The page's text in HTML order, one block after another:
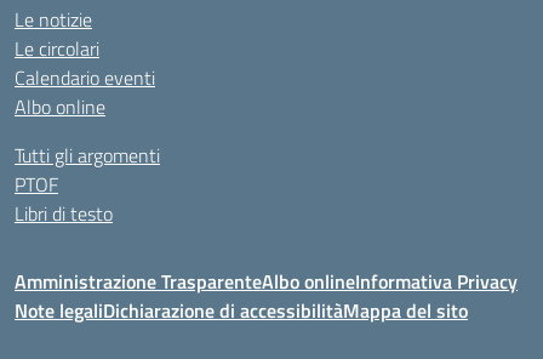
Le notizie
Le circolari
Calendario eventi
Albo online
Tutti gli argomenti
PTOF
Libri di testo
Amministrazione TrasparenteAlbo onlineInformativa Privacy
Note legaliDichiarazione di accessibilitàMappa del sito